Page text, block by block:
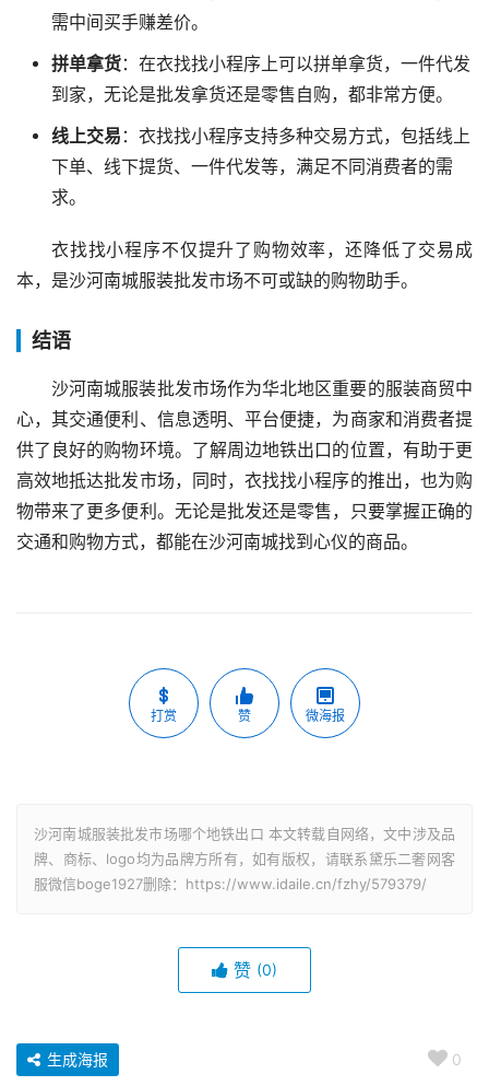
需中间买手赚差价。
拼单拿货：在衣找找小程序上可以拼单拿货，一件代发
到家，无论是批发拿货还是零售自购，都非常方便。
线上交易 ：衣找找小程序支持多种交易方式，包括线上
下单、线下提货、一件代发等，满足不同消费者的需
求。
衣找找小程序不仅提升了购物效率，还降低了交易成
本，是沙河南城服装批发市场不可或缺的购物助手。
结语
沙河南城服装批发市场作为华北地区重要的服装商贸中
心，其交通便利、信息透明、平台便捷，为商家和消费者提
供了良好的购物环境。了解周边地铁出口的位置，有助于更
高效地抵达批发市场，同时，衣找找小程序的推出，也为购
物带来了更多便利。无论是批发还是零售，只要掌握正确的
交通和购物方式，都能在沙河南城找到心仪的商品。
打赏 赞 微海报
沙河南城服装批发市场哪个地铁出口 本文转载自网络，文中涉及品
牌、商标、logo均为品牌方所有，如有版权，请联系黛乐二奢网客
服微信boge1927删除：https://www.idaile.cn/fzhy/579379/
赞 (0)
0
生成海报